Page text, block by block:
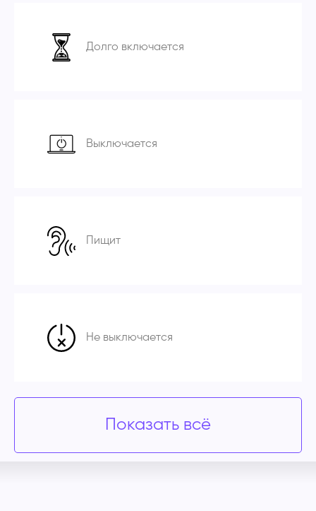
Долго включается
Выключается
Пищит
Не выключается
Показать всё